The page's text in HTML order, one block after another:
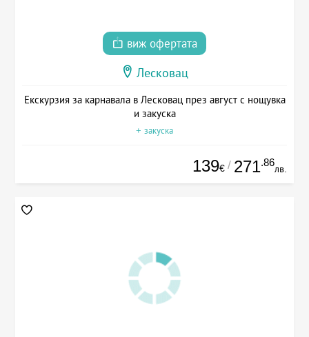
виж офертата
Лесковац
Екскурзия за карнавала в Лесковац през август с нощувка
и закуска
+ закуска
139€ / 271.86
лв.